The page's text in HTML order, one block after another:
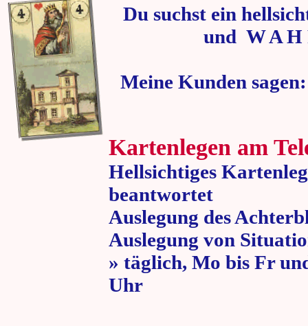
Du suchst ein
und W A H
Meine Kunden
Kartenlegen am
Hellsichtiges
beantwortet
Auslegung des
Auslegung von
» täglich, Mo bis Fr
Uhr » 80